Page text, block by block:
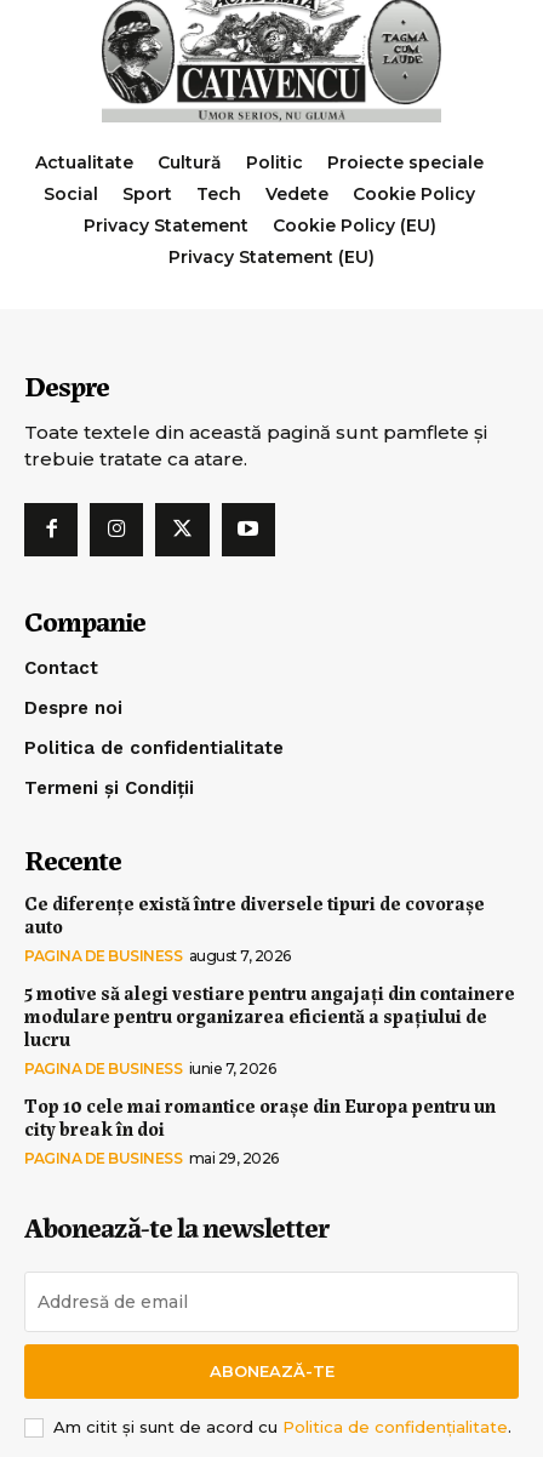
Actualitate Cultură Politic
Proiecte speciale
Social
Sport Tech Vedete
Cookie Policy
Privacy Statement
Cookie Policy (EU)
Privacy Statement (EU)
Despre
Toate textele din această pagină sunt pamflete şi
trebuie tratate ca atare.
Companie
Contact
Despre noi
Politica de confidentialitate
Termeni și Condiții
Recente
Ce diferențe există între diversele tipuri de covorașe
auto
PAGINA DE BUSINESS august 7, 2026
5 motive să alegi vestiare pentru angajați din containere
modulare pentru organizarea eficientă a spațiului de
lucru
PAGINA DE BUSINESS iunie 7, 2026
Top 10 cele mai romantice orașe din Europa pentru un
city break în doi
PAGINA DE BUSINESS mai 29, 2026
Abonează-te la newsletter
ABONEAZĂ-TE
Am citit și sunt de acord cu Politica de confidențialitate.